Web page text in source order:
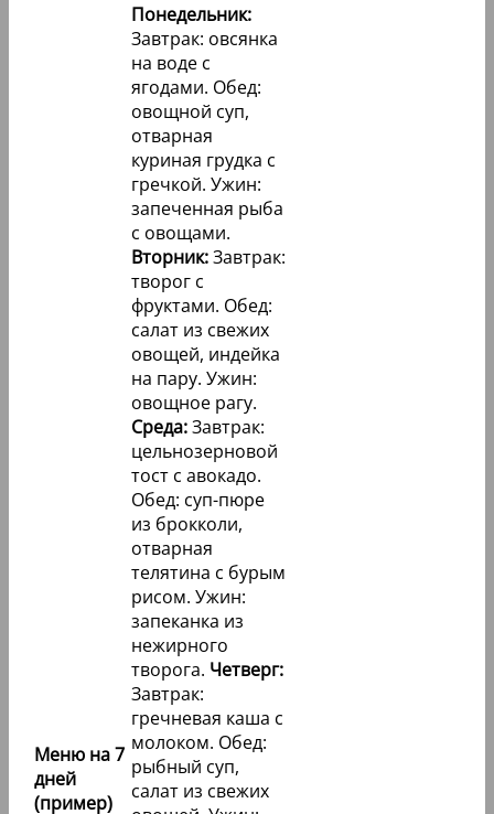
Меню на 7
дней
(пример)
Понедельник:
Завтрак: овсянка
на воде с
ягодами. Обед:
овощной суп,
отварная
куриная грудка с
гречкой. Ужин:
запеченная рыба
с овощами.
Вторник:Завтрак:
творог с
фруктами. Обед:
салат из свежих
овощей, индейка
на пару. Ужин:
овощное рагу.
Среда:Завтрак:
цельнозерновой
тост с авокадо.
Обед: суп-пюре
из брокколи,
отварная
телятина с бурым
рисом. Ужин:
запеканка из
нежирного
творога. Четверг:
Завтрак:
гречневая каша с
молоком. Обед:
рыбный суп,
салат из свежих